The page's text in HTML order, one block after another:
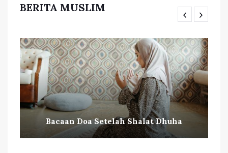
BERITA MUSLIM
Bacaan Doa Setelah Shalat Dhuha